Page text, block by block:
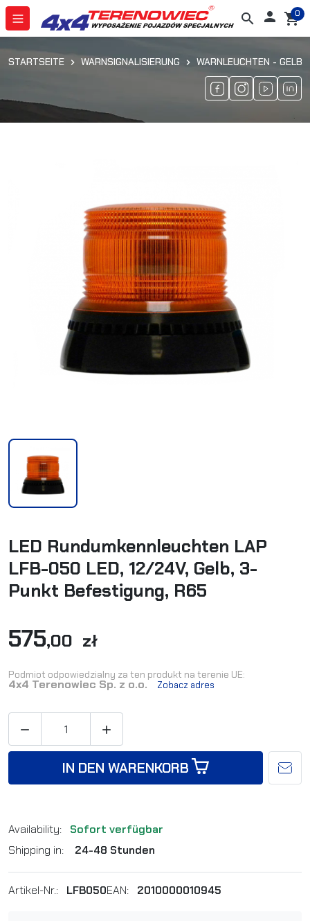
search  shopping_cart
0
STARTSEITE WARNSIGNALISIERUNG WARNLEUCHTEN - GELB
LED Rundumkennleuchten LAP
LFB-050 LED, 12/24V, Gelb, 3-
Punkt Befestigung, R65
575,00 zł
Podmiot odpowiedzialny za ten produkt na terenie UE:
4x4 Terenowiec Sp. z o.o. Zobacz adres
 
IN DEN WARENKORB
Availability:
Sofort verfügbar
Shipping in:
24-48 Stunden
Artikel-Nr.: LFB050EAN: 2010000010945